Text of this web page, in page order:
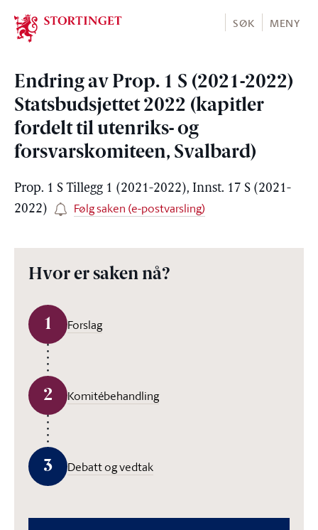
Stortinget.no
SØK MENY
Endring av Prop. 1 S (2021-2022)
Statsbudsjettet 2022 (kapitler
fordelt til utenriks- og
forsvarskomiteen, Svalbard)
Prop. 1 S Tillegg 1 (2021-2022), Innst. 17 S (2021-
2022)
Følg saken (e-postvarsling)
Hvor er saken nå?
1 Forslag
2 Komitébehandling
3 Debatt og vedtak